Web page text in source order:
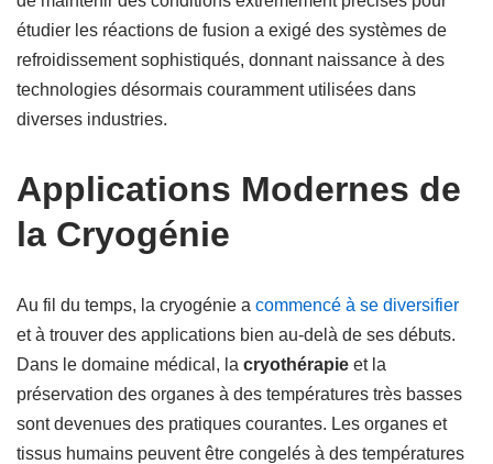
étudier les réactions de fusion a exigé des systèmes de
refroidissement sophistiqués, donnant naissance à des
technologies désormais couramment utilisées dans
diverses industries.
Applications Modernes de
la Cryogénie
Au fil du temps, la cryogénie a commencé à se diversifier
et à trouver des applications bien au-delà de ses débuts.
Dans le domaine médical, la cryothérapie et la
préservation des organes à des températures très basses
sont devenues des pratiques courantes. Les organes et
tissus humains peuvent être congelés à des températures